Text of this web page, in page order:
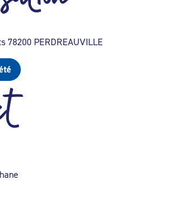
78200 PERDREAUVILLE